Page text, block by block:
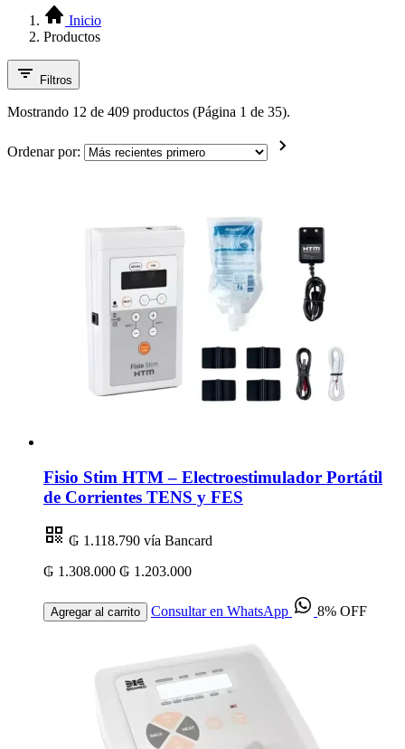
Inicio
Productos
Filtros
Mostrando 12 de 409 productos (Página 1 de 35).
Ordenar por:
Fisio Stim HTM – Electroestimulador Portátil
de Corrientes TENS y FES
₲ 1.118.790 vía Bancard
₲ 1.308.000 ₲ 1.203.000
Agregar al carrito Consultar en WhatsApp 8% OFF